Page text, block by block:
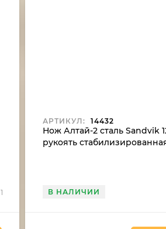
1
АРТИКУЛ: 14432
Нож Алтай-2 сталь Sandvik
рукоять
В НАЛИЧИИ